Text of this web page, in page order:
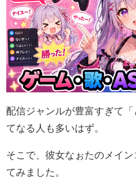
配信ジャンルが豊富すぎて
てなる人も多いはず。
そこで、彼女なぉたのメイ
てみました。